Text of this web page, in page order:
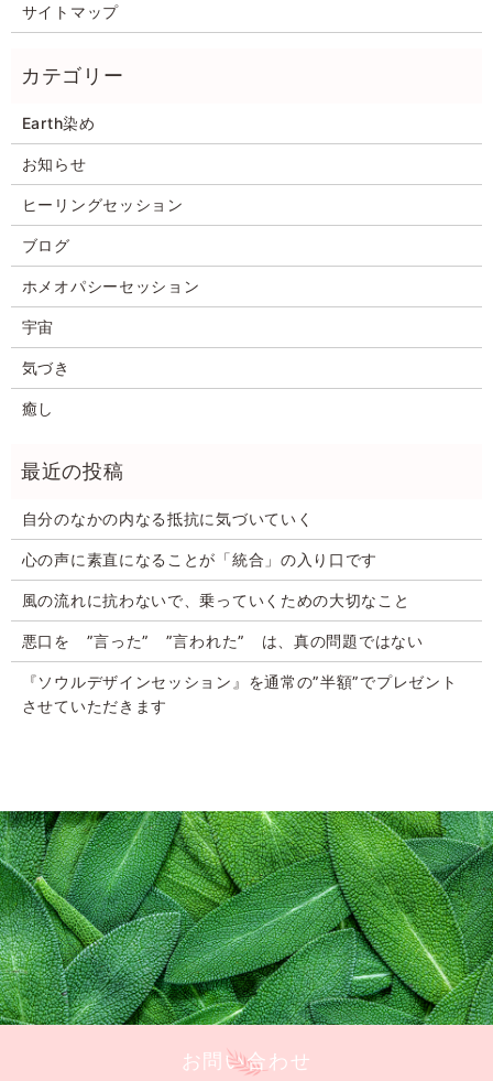
サイトマップ
Earth染め
お知らせ
ヒーリングセッション
ブログ
ホメオパシーセッション
宇宙
気づき
癒し
自分のなかの内なる抵抗に気づいていく
心の声に素直になることが「統合」の入り口です
風の流れに抗わないで、乗っていくための大切なこと
悪口を ”言った” ”言われた” は、真の問題ではない
『ソウルデザインセッション』を通常の”半額”でプレゼント
させていただきます
お問い合わせ